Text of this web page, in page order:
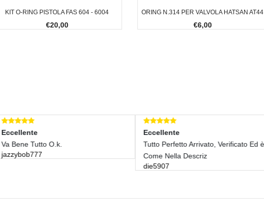
KIT O-RING PISTOLA FAS 604 - 6004
€20,00
ORING N.314 PER VALVOLA HATSAN AT44
€6,00
Eccellente
Va Bene Tutto O.k.
jazzybob777
Eccellente
Tutto Perfetto Arrivato, Verificato Ed è
Come Nella Descriz
die5907